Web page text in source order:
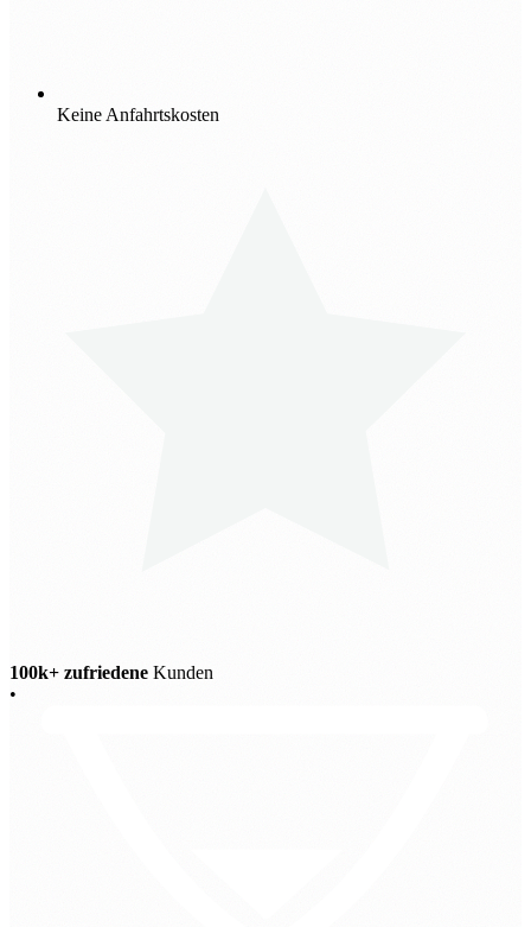
Keine Anfahrtskosten
100k+ zufriedene Kunden
•